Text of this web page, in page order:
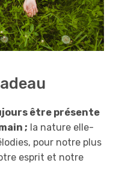
être présente
; la nature elle-
pour notre plus
esprit et notre